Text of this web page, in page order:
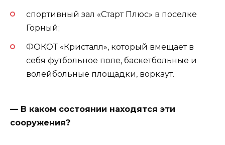
спортивный зал «Старт Плюс» в поселке
Горный;
ФОКОТ «Кристалл», который вмещает в
себя футбольное поле, баскетбольные и
волейбольные площадки, воркаут.
— В каком состоянии находятся эти
сооружения?